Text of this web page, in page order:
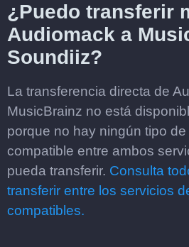
¿Puedo transferir
Audiomack a
Soundiiz?
La transferencia directa de
MusicBrainz no está
porque no hay ningún tipo
compatible entre ambos
pueda transferir. Consulta
transferir entre los servicios
compatibles.